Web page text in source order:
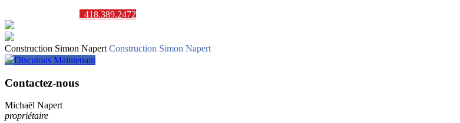
418.389.2472
Construction Simon Napert Construction Simon Napert
Discutons Maintenant
Contactez-nous
Michaël Napert
propriétaire